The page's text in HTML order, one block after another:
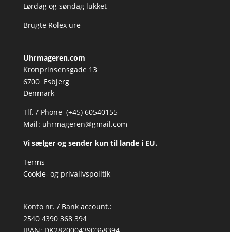
Lørdag og søndag lukket
Brugte Rolex ure
Uhrmageren.com
Kronprinsensgade 13
6700 Esbjerg
Denmark
Tlf. / Phone (+45) 60540155
Mail: uhrmageren@gmail.com
Vi sælger og sender kun til lande i EU.
Terms
Cookie- og privalivspolitik
Konto nr. / Bank account.:
2540 4390 368 394